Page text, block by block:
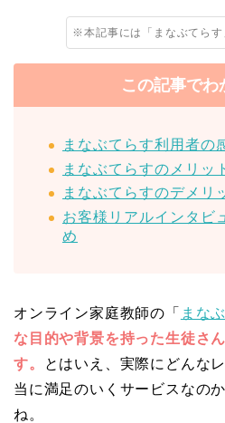
※本記事には「まなぶてら
この記事でわ
まなぶてらす利用者の
まなぶてらすのメリッ
まなぶてらすのデメリ
お客様リアルインタビ
め
オンライン家庭教師の「 まな
な目的や背景を持った生徒さ
す。
とはいえ、実際にどんな
当に満足のいくサービスなの
ね。